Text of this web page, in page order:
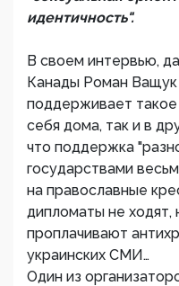
идентичность".
В своем интервью,
Канады Роман Ващук
поддерживает такое
себя дома, так и в
что поддержка
государствами
на православные
дипломаты не ходят,
проплачивают
украинских СМИ…
Один из